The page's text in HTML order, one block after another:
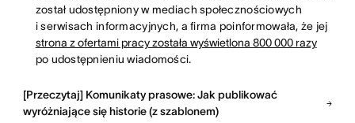
został udostępniony w mediach społecznościowych
i serwisach informacyjnych, a firma poinformowała, że jej
strona z ofertami pracy została wyświetlona 800 000 razy
po udostępnieniu wiadomości.
[Przeczytaj] Komunikaty prasowe: Jak publikować
wyróżniające się historie (z szablonem)